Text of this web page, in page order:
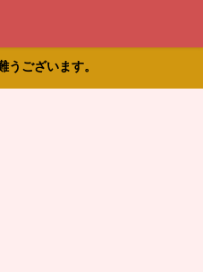
ございます。